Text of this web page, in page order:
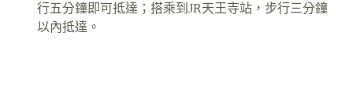
行五分鐘即可抵達；搭乘到JR天王寺站，步行三分鐘
以內抵達。